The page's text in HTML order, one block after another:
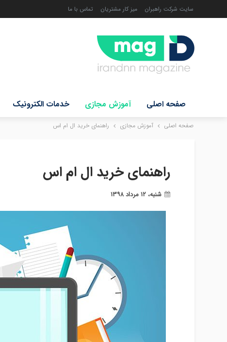
سایت شرکت راهبران میز کار مشتریان تماس با ما
صفحه اصلی آموزش مجازی خدمات الکترونیک
صفحه اصلی آموزش مجازی راهنمای خرید ال ام اس
راهنمای خرید ال ام اس
شنبه، ۱۲ مرداد ۱۳۹۸